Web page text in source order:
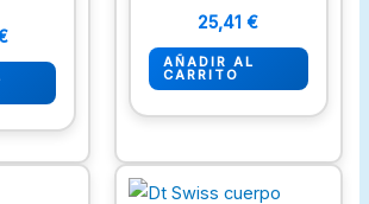
25,41€
AÑADIR AL
CARRITO